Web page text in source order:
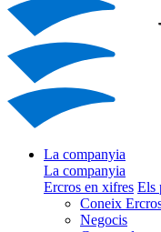
La companyia
La companyia
Ercros en xifres Els
Coneix
Negocis